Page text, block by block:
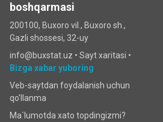
boshqarmasi
200100, Buxoro vil., Buxoro sh.,
Gazli shossesi, 32-uy
info@buxstat.uz • Sayt xaritasi •
Bizga xabar yuboring
Veb-saytdan foydalanish uchun
qo'llanma
Ma`lumotda xato topdingizmi?